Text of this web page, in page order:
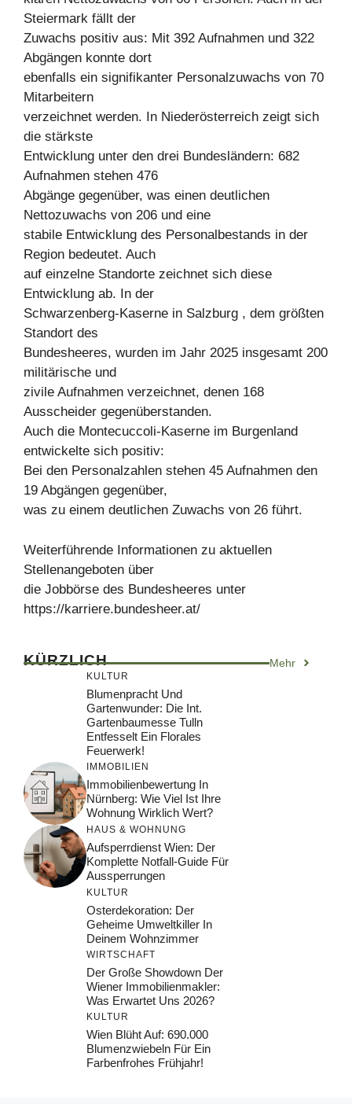
Steiermark fällt der
Zuwachs positiv aus: Mit 392 Aufnahmen und 322
Abgängen konnte dort
ebenfalls ein signifikanter Personalzuwachs von 70
Mitarbeitern
verzeichnet werden. In Niederösterreich zeigt sich
die stärkste
Entwicklung unter den drei Bundesländern: 682
Aufnahmen stehen 476
Abgänge gegenüber, was einen deutlichen
Nettozuwachs von 206 und eine
stabile Entwicklung des Personalbestands in der
Region bedeutet. Auch
auf einzelne Standorte zeichnet sich diese
Entwicklung ab. In der
Schwarzenberg-Kaserne in Salzburg , dem größten
Standort des
Bundesheeres, wurden im Jahr 2025 insgesamt 200
militärische und
zivile Aufnahmen verzeichnet, denen 168
Ausscheider gegenüberstanden.
Auch die Montecuccoli-Kaserne im Burgenland
entwickelte sich positiv:
Bei den Personalzahlen stehen 45 Aufnahmen den
19 Abgängen gegenüber,
was zu einem deutlichen Zuwachs von 26 führt.
Weiterführende Informationen zu aktuellen
Stellenangeboten über
die Jobbörse des Bundesheeres unter
https://karriere.bundesheer.at/
KÜRZLICH Mehr
KULTUR
Blumenpracht Und
Gartenwunder: Die Int.
Gartenbaumesse Tulln
Entfesselt Ein Florales
Feuerwerk!
IMMOBILIEN
Immobilienbewertung In
Nürnberg: Wie Viel Ist Ihre
Wohnung Wirklich Wert?
HAUS & WOHNUNG
Aufsperrdienst Wien: Der
Komplette Notfall-Guide Für
Aussperrungen
KULTUR
Osterdekoration: Der
Geheime Umweltkiller In
Deinem Wohnzimmer
WIRTSCHAFT
Der Große Showdown Der
Wiener Immobilienmakler:
Was Erwartet Uns 2026?
KULTUR
Wien Blüht Auf: 690.000
Blumenzwiebeln Für Ein
Farbenfrohes Frühjahr!